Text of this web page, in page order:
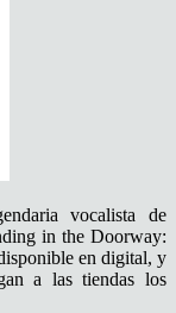
vocalista de
in the Doorway:
en digital, y
a las tiendas los